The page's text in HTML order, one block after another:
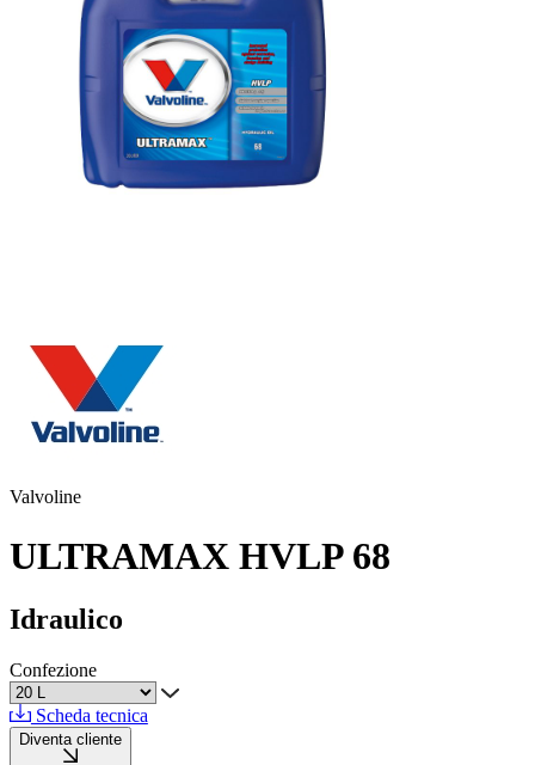
Valvoline
ULTRAMAX HVLP 68
Idraulico
Confezione
Scheda tecnica
Diventa cliente